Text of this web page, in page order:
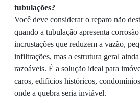
tubulações?
Você deve considerar o reparo não
quando a tubulação apresenta
incrustações que reduzem a vazão,
infiltrações, mas a estrutura geral
razoáveis. É a solução ideal para
caros, edifícios históricos,
onde a quebra seria inviável.